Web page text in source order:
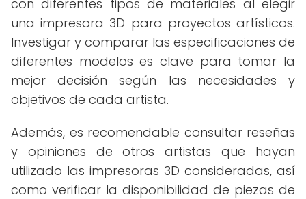
con diferentes tipos de materiales al elegir
una impresora 3D para proyectos artísticos.
Investigar y comparar las especificaciones de
diferentes modelos es clave para tomar la
mejor decisión según las necesidades y
objetivos de cada artista.
Además, es recomendable consultar reseñas
y opiniones de otros artistas que hayan
utilizado las impresoras 3D consideradas, así
como verificar la disponibilidad de piezas de